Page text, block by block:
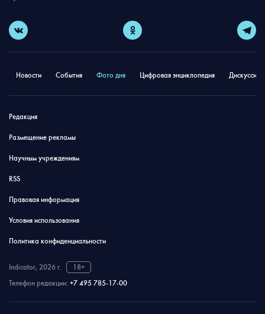
Новости События Фото дня Цифровая энциклопедия
Редакция
Размещение рекламы
Научным учреждениям
RSS
Правовая информация
Условия использования
Политика конфиденциальности
Indicator, 2026 г.
18+
Телефон редакции: +7 495 785-17-00